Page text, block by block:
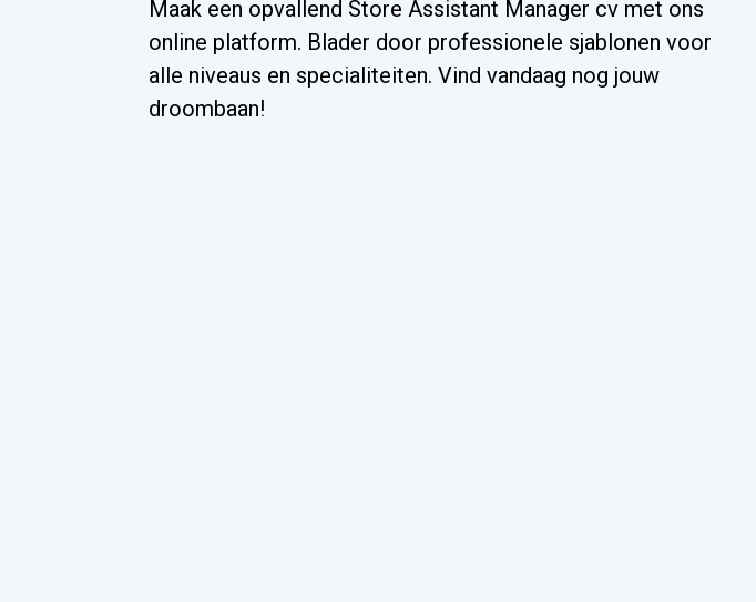
Maak een opvallend Store Assistant Manager cv met ons
online platform. Blader door professionele sjablonen voor
alle niveaus en specialiteiten. Vind vandaag nog jouw
droombaan!